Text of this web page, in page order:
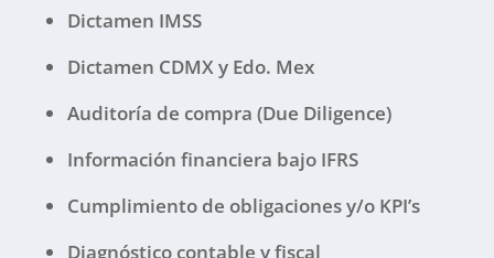
Dictamen IMSS
Dictamen CDMX y Edo. Mex
Auditoría de compra (Due Diligence)
Información financiera bajo IFRS
Cumplimiento de obligaciones y/o KPI’s
Diagnóstico contable y fiscal